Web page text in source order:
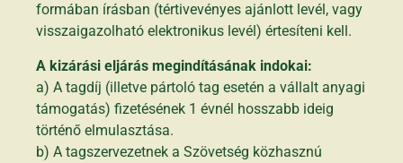
formában írásban (tértivevényes ajánlott levél, vagy
visszaigazolható elektronikus levél) értesíteni kell.
A kizárási eljárás megindításának indokai:
a) A tagdíj (illetve pártoló tag esetén a vállalt anyagi
támogatás) fizetésének 1 évnél hosszabb ideig
történő elmulasztása.
b) A tagszervezetnek a Szövetség közhasznú